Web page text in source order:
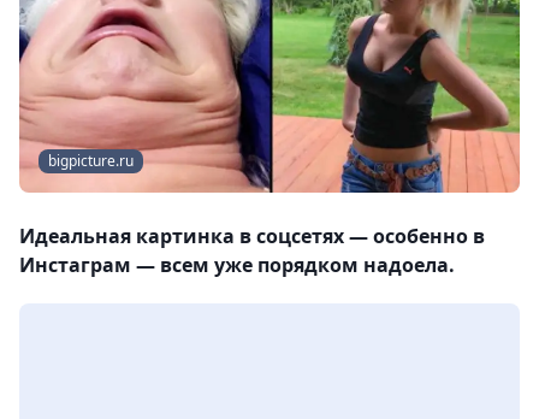
bigpicture.ru
Идеальная картинка в соцсетях — особенно в
Инстаграм — всем уже порядком надоела.